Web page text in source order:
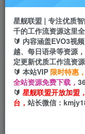
站长招募
推荐
项目周期预估10年
星舰联盟 | 专注优质
千的工作流资源这里
🔰 内容涵盖EVO3视
越、每日语录等资源
定更新优质工作流资源
🔰 本站VIP 限时特惠，
全站资源免费下载，
🔰 星舰联盟开放加盟
台， 站长微信：